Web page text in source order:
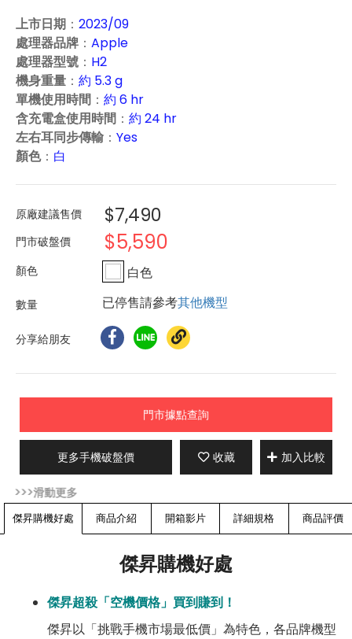
上市日期 ： 2023/09
處理器品牌 ： Apple
處理器型號 ： H2
機身重量 ： 約 5.3 g
單機使用時間 ： 約 6 hr
含充電盒使用時間 ： 約 24 hr
左右耳同步傳輸 ： Yes
顏色： 白
原廠建議售價 $7,490
門市破盤價 $5,590
白色
已停售請參考其他機型
分享給朋友
門市據點查詢
更多手機破盤價 收藏 加入比較
傑昇購機好處 商品介紹 開箱影片 詳細規格 商品評價
傑昇購機好處
傑昇超殺「空機價格」買到賺到！
傑昇以「挑戰手機市場最低價」為特色，各品牌機型